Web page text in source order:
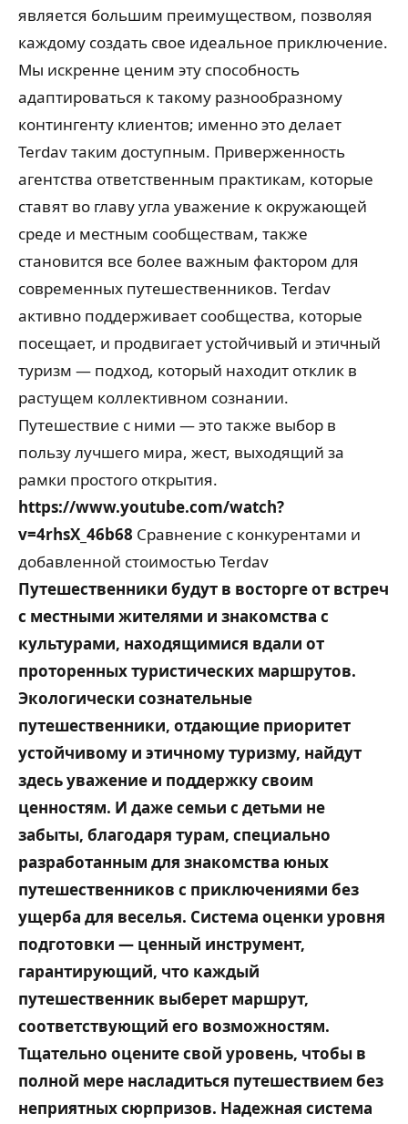
является большим преимуществом, позволяя
каждому создать свое идеальное приключение.
Мы искренне ценим эту способность
адаптироваться к такому разнообразному
контингенту клиентов; именно это делает
Terdav таким доступным. Приверженность
агентства ответственным практикам, которые
ставят во главу угла уважение к окружающей
среде и местным сообществам, также
становится все более важным фактором для
современных путешественников. Terdav
активно поддерживает сообщества, которые
посещает, и продвигает устойчивый и этичный
туризм — подход, который находит отклик в
растущем коллективном сознании.
Путешествие с ними — это также выбор в
пользу лучшего мира, жест, выходящий за
рамки простого открытия.
https://www.youtube.com/watch?
v=4rhsX_46b68 Сравнение с конкурентами и
добавленной стоимостью Terdav
Путешественники будут в восторге от встреч
с местными жителями и знакомства с
культурами, находящимися вдали от
проторенных туристических маршрутов.
Экологически сознательные
путешественники, отдающие приоритет
устойчивому и этичному туризму, найдут
здесь уважение и поддержку своим
ценностям. И даже семьи с детьми не
забыты, благодаря турам, специально
разработанным для знакомства юных
путешественников с приключениями без
ущерба для веселья. Система оценки уровня
подготовки — ценный инструмент,
гарантирующий, что каждый
путешественник выберет маршрут,
соответствующий его возможностям.
Тщательно оцените свой уровень, чтобы в
полной мере насладиться путешествием без
неприятных сюрпризов. Надежная система